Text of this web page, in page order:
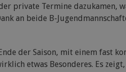
private Termine dazukamen,
an beide B-
der Saison, mit einem fast
etwas Besonderes. Es